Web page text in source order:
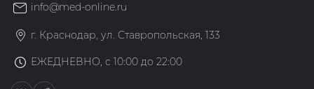
info@med-online.ru
г. Краснодар, ул. Ставропольская, 133
ЕЖЕДНЕВНО, с 10:00 до 22:00